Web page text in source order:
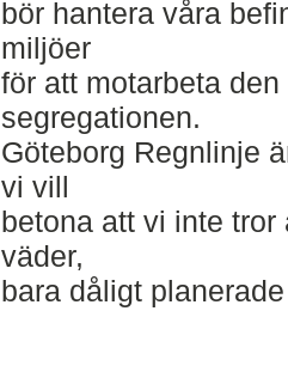
bör hantera våra
miljöer
för att motarbeta
segregationen.
Göteborg Regnlinje
vi vill
betona att vi inte
väder,
bara dåligt